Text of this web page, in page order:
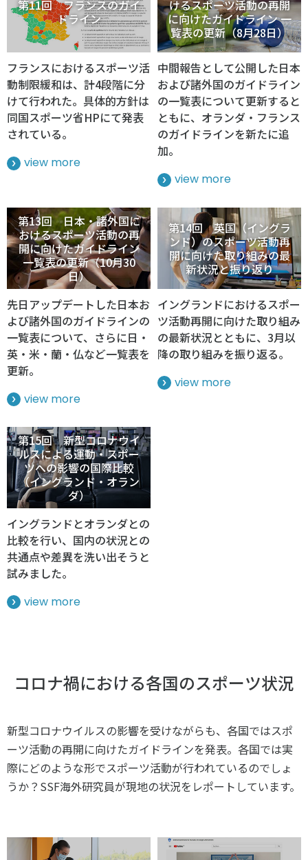
第11回 フランスのガイ
ドライン
フランスにおけるスポーツ活
動制限緩和は、計4段階に分
けて行われた。具体的方針は
同国スポーツ省HPにて発表
されている。
view more
けるスポーツ活動の再開
に向けたガイドライン 一
覧表の更新（8月28日）
中間報告として公開した日本
および諸外国のガイドライン
の一覧表について更新すると
ともに、オランダ・フランス
のガイドラインを新たに追
加。
view more
第13回 日本・諸外国に
おけるスポーツ活動の再
開に向けたガイドライン
一覧表の更新（10月30
日）
先日アップデートした日本お
よび諸外国のガイドラインの
一覧表について、さらに日・
英・米・蘭・仏など一覧表を
更新。
view more
第14回 英国（イングラ
ンド）のスポーツ活動再
開に向けた取り組みの最
新状況と振り返り
イングランドにおけるスポー
ツ活動再開に向けた取り組み
の最新状況とともに、3月以
降の取り組みを振り返る。
view more
第15回 新型コロナウイ
ルスによる運動・スポー
ツへの影響の国際比較
（イングランド・オラン
ダ）
イングランドとオランダとの
比較を行い、国内の状況との
共通点や差異を洗い出そうと
試みました。
view more
コロナ禍における各国のスポーツ状況
新型コロナウイルスの影響を受けながらも、各国ではスポ
ーツ活動の再開に向けたガイドラインを発表。各国では実
際にどのような形でスポーツ活動が行われているのでしょ
うか？SSF海外研究員が現地の状況をレポートしています。